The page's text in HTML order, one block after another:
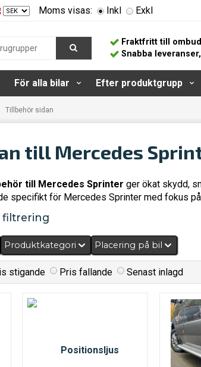
Moms visas: Inkl Exkl
Fraktfritt till
Snabba
För alla bilar Efter produktgrupp
Tillbehör sidan
till Mercedes
till Mercedes Sprinter ger ökat skydd,
specifikt för Mercedes Sprinter med fokus
filtrering
Produktkategori Placering på bil
stigande Pris fallande Senast inlagd